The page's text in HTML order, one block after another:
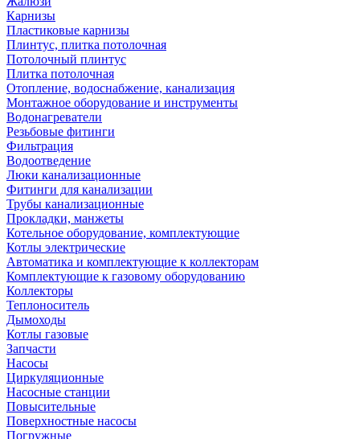
Карнизы
Пластиковые карнизы
Плинтус, плитка потолочная
Потолочный плинтус
Плитка потолочная
Отопление, водоснабжение, канализация
Монтажное оборудование и инструменты
Водонагреватели
Резьбовые фитинги
Фильтрация
Водоотведение
Люки канализационные
Фитинги для канализации
Трубы канализационные
Прокладки, манжеты
Котельное оборудование, комплектующие
Котлы электрические
Автоматика и комплектующие к коллекторам
Комплектующие к газовому оборудованию
Коллекторы
Теплоноситель
Дымоходы
Котлы газовые
Запчасти
Насосы
Циркуляционные
Насосные станции
Повысительные
Поверхностные насосы
Погружные